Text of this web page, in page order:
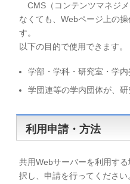
CMS（コンテンツマネジ
なくても、Webページ上の
す。
以下の目的で使用できます。
学部・学科・研究室・学
学団連等の学内団体が、
利用申請・方法
共用Webサーバーを利用す
択し、申請を行ってください